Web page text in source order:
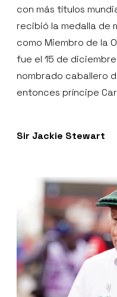
con más títulos
recibió la medalla de
como Miembro de la
fue el 15 de
nombrado caballero
entonces príncipe
Sir Jackie Stewart